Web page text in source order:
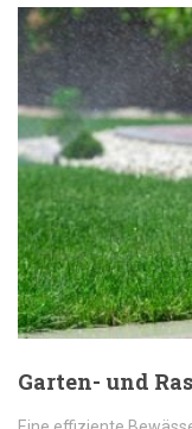
Garten- und